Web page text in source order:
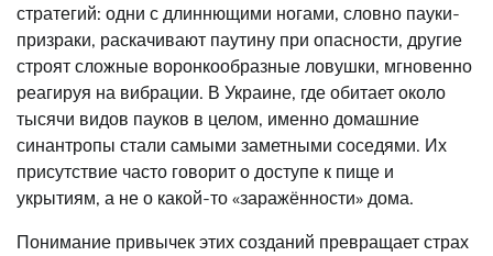
стратегий: одни с длиннющими ногами, словно пауки-
призраки, раскачивают паутину при опасности, другие
строят сложные воронкообразные ловушки, мгновенно
реагируя на вибрации. В Украине, где обитает около
тысячи видов пауков в целом, именно домашние
синантропы стали самыми заметными соседями. Их
присутствие часто говорит о доступе к пище и
укрытиям, а не о какой-то «заражённости» дома.
Понимание привычек этих созданий превращает страх